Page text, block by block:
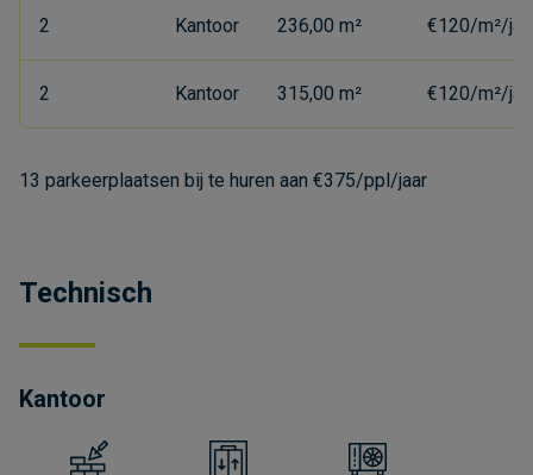
2 Kantoor 236,00 m² €120/m²/
2 Kantoor 315,00 m² €120/m²/
13 parkeerplaatsen bij te huren aan €375/ppl/jaar
Technisch
Kantoor